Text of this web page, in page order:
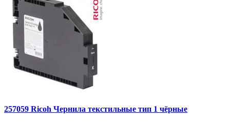
257059 Ricoh Чернила текстильные тип 1 чёрные